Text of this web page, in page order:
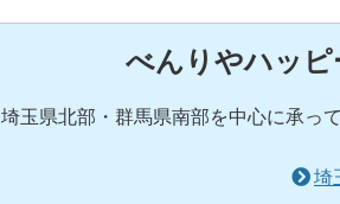
べんりやハッ
埼玉県北部・群馬県南部を中心に承っ
埼